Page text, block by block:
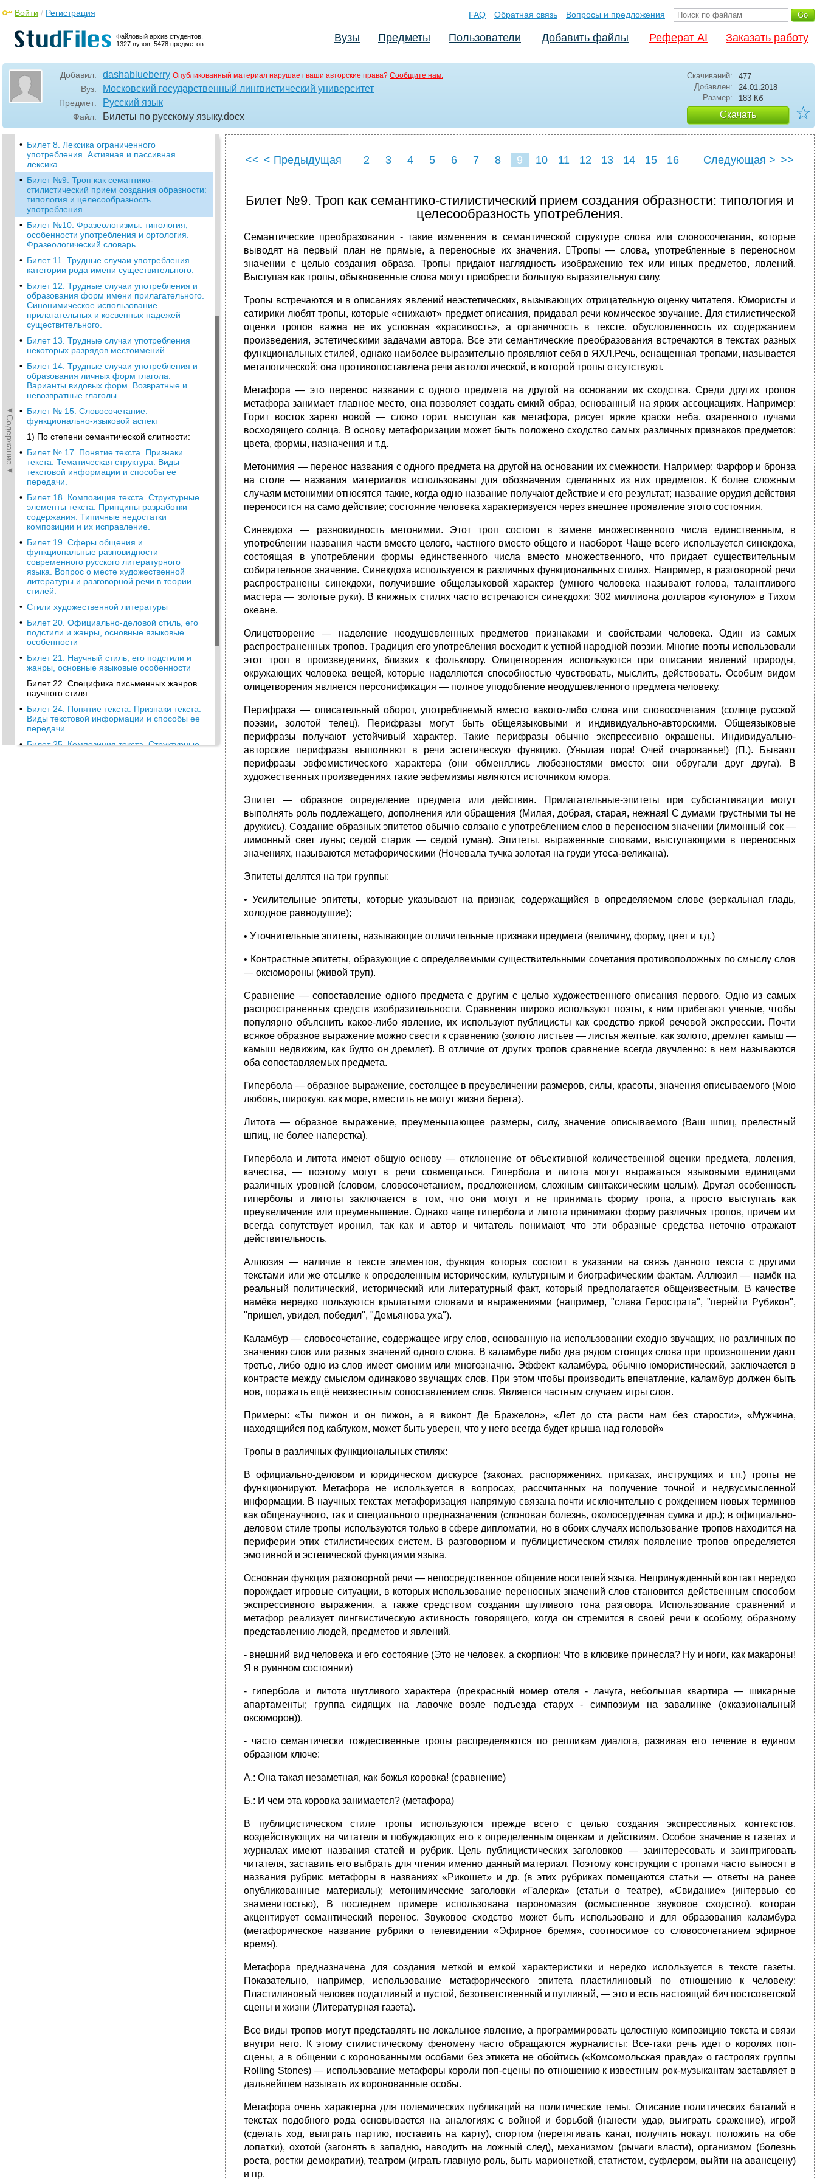
Файловый архив студентов.
1327 вузов, 5478 предметов.
Войти / Регистрация FAQ Обратная связь Вопросы и предложения
Вузы Предметы Пользователи Добавить файлы Реферат AI Заказать работу
Добавил: dashablueberry Опубликованный материал нарушает ваши авторские права? Сообщите нам.
Вуз: Московский государственный лингвистический университет
Предмет: Русский язык
Файл: Билеты по русскому языку.docx
Скачиваний:
477
Добавлен:
24.01.2018
Размер:
183 Кб
Скачать ☆
◄Содержание◄
немаркированная лексика: функционально-
стилевая и эмоционально-экспрессивная
дифференциация лексики. Стилистический
прием и стилистическая ошибка.
лексики: общая характеристика, цели
использования и функционально-стилевые
ограничения.
• Билет 7. Иноязычные слова в современной
русской речи, их освоение и особенности
функционирования. Мотивированные и
немотивированные заимствования.
• Билет 8. Лексика ограниченного
употребления. Активная и пассивная
лексика.
• Билет №9. Троп как семантико-
стилистический прием создания образности:
типология и целесообразность
употребления.
• Билет №10. Фразеологизмы: типология,
особенности употребления и ортология.
Фразеологический словарь.
• Билет 11. Трудные случаи употребления
категории рода имени существительного.
• Билет 12. Трудные случаи употребления и
образования форм имени прилагательного.
Синонимическое использование
прилагательных и косвенных падежей
существительного.
• Билет 13. Трудные случаи употребления
некоторых разрядов местоимений.
• Билет 14. Трудные случаи употребления и
образования личных форм глагола.
Варианты видовых форм. Возвратные и
невозвратные глаголы.
• Билет № 15: Словосочетание:
функционально-языковой аспект
1) По степени семантической слитности:
• Билет № 17. Понятие текста. Признаки
текста. Тематическая структура. Виды
текстовой информации и способы ее
передачи.
• Билет 18. Композиция текста. Структурные
элементы текста. Принципы разработки
содержания. Типичные недостатки
композиции и их исправление.
• Билет 19. Сферы общения и
функциональные разновидности
современного русского литературного
языка. Вопрос о месте художественной
литературы и разговорной речи в теории
стилей.
• Стили художественной литературы
• Билет 20. Официально-деловой стиль, его
подстили и жанры, основные языковые
особенности
• Билет 21. Научный стиль, его подстили и
жанры, основные языковые особенности
Билет 22. Специфика письменных жанров
научного стиля.
• Билет 24. Понятие текста. Признаки текста.
Виды текстовой информации и способы ее
передачи.
• Билет 25. Композиция текста. Структурные
<< < Предыдущая 2 3 4 5 6 7 8 9 10 11 12 13 14 15
16
Следующая > >>
Билет №9. Троп как семантико-стилистический прием создания образности: типология и
целесообразность употребления.
Семантические преобразования - такие изменения в семантической структуре слова или словосочетания, которые
выводят на первый план не прямые, а переносные их значения. Тропы — слова, употребленные в переносном
значении с целью создания образа. Тропы придают наглядность изображению тех или иных предметов, явлений.
Выступая как тропы, обыкновенные слова могут приобрести большую выразительную силу.
Тропы встречаются и в описаниях явлений неэстетических, вызывающих отрицательную оценку читателя. Юмористы и
сатирики любят тропы, которые «снижают» предмет описания, придавая речи комическое звучание. Для стилистической
оценки тропов важна не их условная «красивость», а органичность в тексте, обусловленность их содержанием
произведения, эстетическими задачами автора. Все эти семантические преобразования встречаются в текстах разных
функциональных стилей, однако наиболее выразительно проявляют себя в ЯХЛ.Речь, оснащенная тропами, называется
металогической; она противопоставлена речи автологической, в которой тропы отсутствуют.
Метафора — это перенос названия с одного предмета на другой на основании их сходства. Среди других тропов
метафора занимает главное место, она позволяет создать емкий образ, основанный на ярких ассоциациях. Например:
Горит восток зарею новой — слово горит, выступая как метафора, рисует яркие краски неба, озаренного лучами
восходящего солнца. В основу метафоризации может быть положено сходство самых различных признаков предметов:
цвета, формы, назначения и т.д.
Метонимия — перенос названия с одного предмета на другой на основании их смежности. Например: Фарфор и бронза
на столе — названия материалов использованы для обозначения сделанных из них предметов. К более сложным
случаям метонимии относятся такие, когда одно название получают действие и его результат; название орудия действия
переносится на само действие; состояние человека характеризуется через внешнее проявление этого состояния.
Синекдоха — разновидность метонимии. Этот троп состоит в замене множественного числа единственным, в
употреблении названия части вместо целого, частного вместо общего и наоборот. Чаще всего используется синекдоха,
состоящая в употреблении формы единственного числа вместо множественного, что придает существительным
собирательное значение. Синекдоха используется в различных функциональных стилях. Например, в разговорной речи
распространены синекдохи, получившие общеязыковой характер (умного человека называют голова, талантливого
мастера — золотые руки). В книжных стилях часто встречаются синекдохи: 302 миллиона долларов «утонуло» в Тихом
океане.
Олицетворение — наделение неодушевленных предметов признаками и свойствами человека. Один из самых
распространенных тропов. Традиция его употребления восходит к устной народной поэзии. Многие поэты использовали
этот троп в произведениях, близких к фольклору. Олицетворения используются при описании явлений природы,
окружающих человека вещей, которые наделяются способностью чувствовать, мыслить, действовать. Особым видом
олицетворения является персонификация — полное уподобление неодушевленного предмета человеку.
Перифраза — описательный оборот, употребляемый вместо какого-либо слова или словосочетания (солнце русской
поэзии, золотой телец). Перифразы могут быть общеязыковыми и индивидуально-авторскими. Общеязыковые
перифразы получают устойчивый характер. Такие перифразы обычно экспрессивно окрашены. Индивидуально-
авторские перифразы выполняют в речи эстетическую функцию. (Унылая пора! Очей очарованье!) (П.). Бывают
перифразы эвфемистического характера (они обменялись любезностями вместо: они обругали друг друга). В
художественных произведениях такие эвфемизмы являются источником юмора.
Эпитет — образное определение предмета или действия. Прилагательные-эпитеты при субстантивации могут
выполнять роль подлежащего, дополнения или обращения (Милая, добрая, старая, нежная! С думами грустными ты не
дружись). Создание образных эпитетов обычно связано с употреблением слов в переносном значении (лимонный сок —
лимонный свет луны; седой старик — седой туман). Эпитеты, выраженные словами, выступающими в переносных
значениях, называются метафорическими (Ночевала тучка золотая на груди утеса-великана).
Эпитеты делятся на три группы:
• Усилительные эпитеты, которые указывают на признак, содержащийся в определяемом слове (зеркальная гладь,
холодное равнодушие);
• Уточнительные эпитеты, называющие отличительные признаки предмета (величину, форму, цвет и т.д.)
• Контрастные эпитеты, образующие с определяемыми существительными сочетания противоположных по смыслу слов
— оксюмороны (живой труп).
Сравнение — сопоставление одного предмета с другим с целью художественного описания первого. Одно из самых
распространенных средств изобразительности. Сравнения широко используют поэты, к ним прибегают ученые, чтобы
популярно объяснить какое-либо явление, их используют публицисты как средство яркой речевой экспрессии. Почти
всякое образное выражение можно свести к сравнению (золото листьев — листья желтые, как золото, дремлет камыш —
камыш недвижим, как будто он дремлет). В отличие от других тропов сравнение всегда двучленно: в нем называются
оба сопоставляемых предмета.
Гипербола — образное выражение, состоящее в преувеличении размеров, силы, красоты, значения описываемого (Мою
любовь, широкую, как море, вместить не могут жизни берега).
Литота — образное выражение, преуменьшающее размеры, силу, значение описываемого (Ваш шпиц, прелестный
шпиц, не более наперстка).
Гипербола и литота имеют общую основу — отклонение от объективной количественной оценки предмета, явления,
качества, — поэтому могут в речи совмещаться. Гипербола и литота могут выражаться языковыми единицами
различных уровней (словом, словосочетанием, предложением, сложным синтаксическим целым). Другая особенность
гиперболы и литоты заключается в том, что они могут и не принимать форму тропа, а просто выступать как
преувеличение или преуменьшение. Однако чаще гипербола и литота принимают форму различных тропов, причем им
всегда сопутствует ирония, так как и автор и читатель понимают, что эти образные средства неточно отражают
действительность.
Аллюзия — наличие в тексте элементов, функция которых состоит в указании на связь данного текста с другими
текстами или же отсылке к определенным историческим, культурным и биографическим фактам. Аллюзия — намёк на
реальный политический, исторический или литературный факт, который предполагается общеизвестным. В качестве
намёка нередко пользуются крылатыми словами и выражениями (например, "слава Герострата", "перейти Рубикон",
"пришел, увидел, победил", "Демьянова уха").
Каламбур — словосочетание, содержащее игру слов, основанную на использовании сходно звучащих, но различных по
значению слов или разных значений одного слова. В каламбуре либо два рядом стоящих слова при произношении дают
третье, либо одно из слов имеет омоним или многозначно. Эффект каламбура, обычно юмористический, заключается в
контрасте между смыслом одинаково звучащих слов. При этом чтобы производить впечатление, каламбур должен быть
нов, поражать ещё неизвестным сопоставлением слов. Является частным случаем игры слов.
Примеры: «Ты пижон и он пижон, а я виконт Де Бражелон», «Лет до ста расти нам без старости», «Мужчина,
находящийся под каблуком, может быть уверен, что у него всегда будет крыша над головой»
Тропы в различных функциональных стилях:
В официально-деловом и юридическом дискурсе (законах, распоряжениях, приказах, инструкциях и т.п.) тропы не
функционируют. Метафора не используется в вопросах, рассчитанных на получение точной и недвусмысленной
информации. В научных текстах метафоризация напрямую связана почти исключительно с рождением новых терминов
как общенаучного, так и специального предназначения (слоновая болезнь, околосердечная сумка и др.); в официально-
деловом стиле тропы используются только в сфере дипломатии, но в обоих случаях использование тропов находится на
периферии этих стилистических систем. В разговорном и публицистическом стилях появление тропов определяется
эмотивной и эстетической функциями языка.
Основная функция разговорной речи — непосредственное общение носителей языка. Непринужденный контакт нередко
порождает игровые ситуации, в которых использование переносных значений слов становится действенным способом
экспрессивного выражения, а также средством создания шутливого тона разговора. Использование сравнений и
метафор реализует лингвистическую активность говорящего, когда он стремится в своей речи к особому, образному
представлению людей, предметов и явлений.
- внешний вид человека и его состояние (Это не человек, а скорпион; Что в клювике принесла? Ну и ноги, как макароны!
Я в руинном состоянии)
- гипербола и литота шутливого характера (прекрасный номер отеля - лачуга, небольшая квартира — шикарные
апартаменты; группа сидящих на лавочке возле подъезда старух - симпозиум на завалинке (окказиональный
оксюморон)).
- часто семантически тождественные тропы распределяются по репликам диалога, развивая его течение в едином
образном ключе:
А.: Она такая незаметная, как божья коровка! (сравнение)
Б.: И чем эта коровка занимается? (метафора)
В публицистическом стиле тропы используются прежде всего с целью создания экспрессивных контекстов,
воздействующих на читателя и побуждающих его к определенным оценкам и действиям. Особое значение в газетах и
журналах имеют названия статей и рубрик. Цель публицистических заголовков — заинтересовать и заинтриговать
читателя, заставить его выбрать для чтения именно данный материал. Поэтому конструкции с тропами часто выносят в
названия рубрик: метафоры в названиях «Рикошет» и др. (в этих рубриках помещаются статьи — ответы на ранее
опубликованные материалы); метонимические заголовки «Галерка» (статьи о театре), «Свидание» (интервью со
знаменитостью), В последнем примере использована парономазия (осмысленное звуковое сходство), которая
акцентирует семантический перенос. Звуковое сходство может быть использовано и для образования каламбура
(метафорическое название рубрики о телевидении «Эфирное бремя», соотносимое со словосочетанием эфирное
время).
Метафора предназначена для создания меткой и емкой характеристики и нередко используется в тексте газеты.
Показательно, например, использование метафорического эпитета пластилиновый по отношению к человеку:
Пластилиновый человек податливый и пустой, безответственный и пугливый, — это и есть настоящий бич постсоветской
сцены и жизни (Литературная газета).
Все виды тропов могут представлять не локальное явление, а программировать целостную композицию текста и связи
внутри него. К этому стилистическому феномену часто обращаются журналисты: Все-таки речь идет о королях поп-
сцены, а в общении с коронованными особами без этикета не обойтись («Комсомольская правда» о гастролях группы
Rolling Stones) — использование метафоры короли поп-сцены по отношению к известным рок-музыкантам заставляет в
дальнейшем называть их коронованные особы.
Метафора очень характерна для полемических публикаций на политические темы. Описание политических баталий в
текстах подобного рода основывается на аналогиях: с войной и борьбой (нанести удар, выиграть сражение), игрой
(сделать ход, выиграть партию, поставить на карту), спортом (перетягивать канат, получить нокаут, положить на обе
лопатки), охотой (загонять в западню, наводить на ложный след), механизмом (рычаги власти), организмом (болезнь
роста, ростки демократии), театром (играть главную роль, быть марионеткой, статистом, суфлером, выйти на авансцену)
и пр.